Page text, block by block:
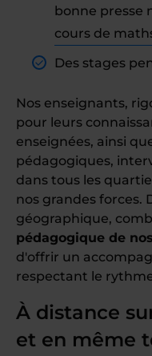
bonne presse
cours de
Des stages
Nos enseignants,
pour leurs
enseignées, ainsi
pédagogiques,
dans tous les
nos grandes forces.
géographique,
pédagogique de
d'offrir un
respectant le
À distance
et en même